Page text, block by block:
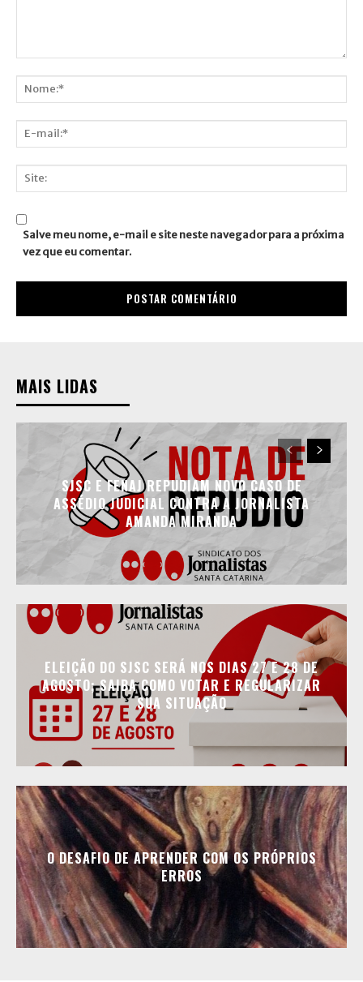
mail:*
Salve meu nome, e-mail e site neste navegador para a próxima
vez que eu comentar.
MAIS LIDAS
SJSC E FENAJ REPUDIAM NOVO CASO DE
ASSÉDIO JUDICIAL CONTRA A JORNALISTA
AMANDA MIRANDA
ELEIÇÃO DO SJSC SERÁ NOS DIAS 27 E 28 DE
AGOSTO; SAIBA COMO VOTAR E REGULARIZAR
SUA SITUAÇÃO
O DESAFIO DE APRENDER COM OS PRÓPRIOS
ERROS